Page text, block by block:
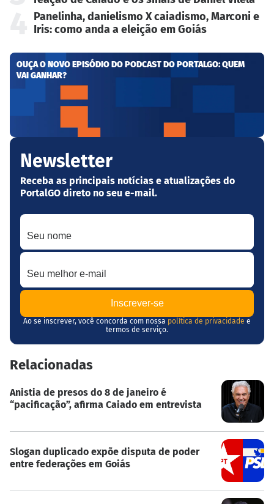
Panelinha, danielismo X caiadismo, Marconi e
Iris: como anda a eleição em Goiás
OUÇA O NOVO EPISÓDIO DO PODCAST DO PORTALGO: QUEM
VAI GANHAR?
Newsletter
Receba as principais notícias e atualizações do
PortalGO direto no seu e-mail.
Seu nome
Seu melhor e-mail
Ao se inscrever, você concorda com nossa política de privacidade e
termos de serviço.
Relacionadas
Anistia de presos do 8 de janeiro é
“pacificação”, afirma Caiado em entrevista
Slogan duplicado expõe disputa de poder
entre federações em Goiás